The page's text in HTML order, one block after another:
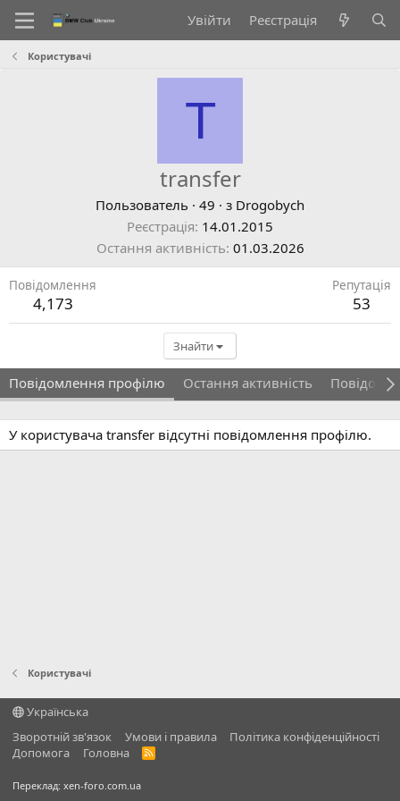
Увійти Реєстрація
Користувачі
T
transfer
Пользователь · 49 · з Drogobych
Реєстрація 14.01.2015
Остання активність 01.03.2026
Повідомлення
4,173
Репутація
53
Знайти
Повідомлення профілю Остання активність
У користувача transfer відсутні повідомлення профілю.
Користувачі
Українська
Зворотній зв'язок
Умови і правила
Політика конфіденційності
Дoпoмoга
Головна
R
Переклад: xen-foro.com.ua